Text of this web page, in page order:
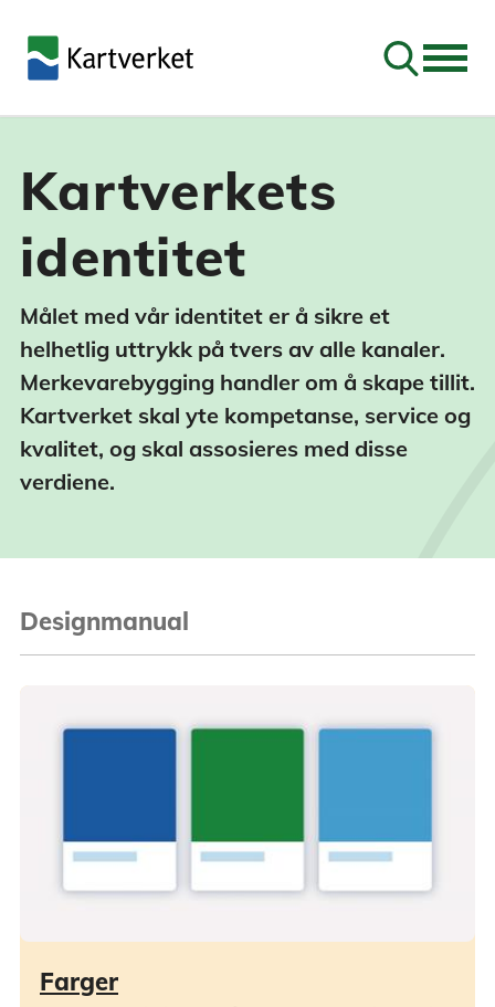
Søk
Kartverkets
identitet
Målet med vår identitet er å sikre et
helhetlig uttrykk på tvers av alle kanaler.
Merkevarebygging handler om å skape tillit.
Kartverket skal yte kompetanse, service og
kvalitet, og skal assosieres med disse
verdiene.
Designmanual
Farger